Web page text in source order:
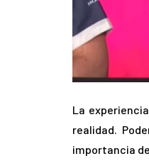
La
realidad.
importancia